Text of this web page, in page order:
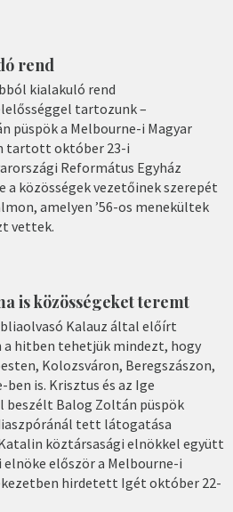
rend
kialakuló rend
tartozunk –
püspök a Melbourne-i Magyar
tartott október 23-i
Református Egyház
a közösségek vezetőinek szerepét
amelyen ’56-os menekültek
vettek.
is közösségeket teremt
Kalauz által előírt
a hitben tehetjük mindezt, hogy
Kolozsváron, Beregszászon,
is. Krisztus és az Ige
beszélt Balog Zoltán püspök
tett látogatása
köztársasági elnökkel együtt
először a Melbourne-i
hirdetett Igét október 22-